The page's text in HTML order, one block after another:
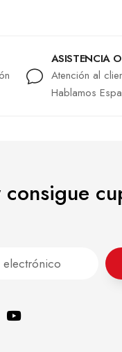
ASISTENCIA
Atención al
Hablamos
consigue